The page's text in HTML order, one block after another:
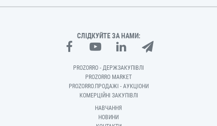
СЛІДКУЙТЕ ЗА НАМИ:
PROZORRO - ДЕРЖЗАКУПІВЛІ
PROZORRO MARKET
PROZORRO.ПРОДАЖІ - АУКЦІОНИ
КОМЕРЦІЙНІ ЗАКУПІВЛІ
НАВЧАННЯ
НОВИНИ